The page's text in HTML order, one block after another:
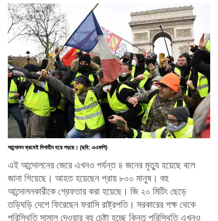
আন্দোলন ক্রমেই দিশাহীন হয়ে পড়ছে। (ছবি: এএফপি)
এই আন্দোলনের জেরে এখনও পর্যন্ত ৪ জনের মৃত্যু হয়েছে বলে
জানা গিয়েছে। আহত হয়েছেন প্রায় ৮০০ মানুষ। বহু
আন্দোলনকারীকে গ্রেফতার করা হয়েছে। জি ২০ মিটিং ছেড়ে
তড়িঘড়ি দেশে ফিরেছেন ফরাসি রাষ্ট্রপতি। সরকারের পক্ষ থেকে
পরিস্থিতি সামাল দেওয়ার বহু চেষ্টা হচ্ছে কিন্তু পরিস্থিতি এখনও